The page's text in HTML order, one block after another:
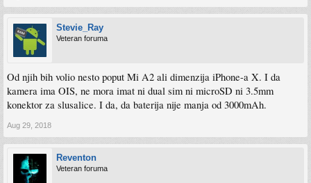
Stevie_Ray
Veteran foruma
Od njih bih volio nesto poput Mi A2 ali dimenzija iPhone-a X. I da
kamera ima OIS, ne mora imat ni dual sim ni microSD ni 3.5mm
konektor za slusalice. I da, da baterija nije manja od 3000mAh.
Aug 29, 2018
Reventon
Veteran foruma